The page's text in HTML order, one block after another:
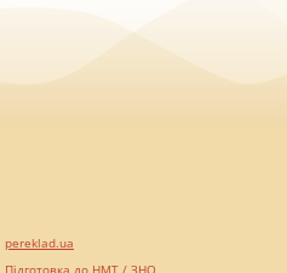
pereklad.ua
Підготовка до НМТ / ЗНО